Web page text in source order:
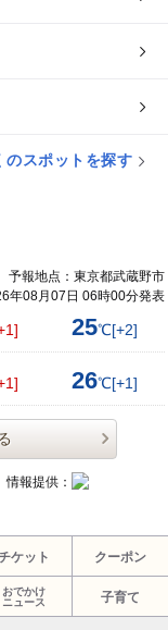
のスポットを探す
予報地点：東京都武蔵野市
年08月07日 06時00分発表
25℃[+2]
26℃[+1]
情報提供：
ケット クーポン
おでかけ
ニュース
子育て